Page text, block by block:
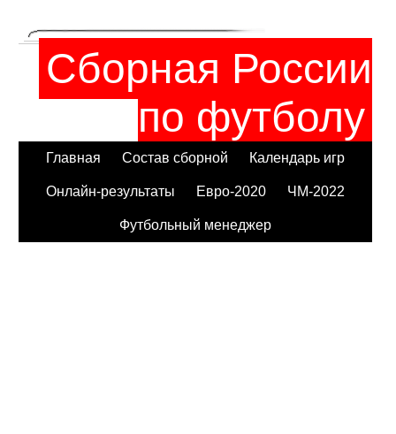
Сборная России
по футболу
Главная Состав сборной Календарь игр
Онлайн-результаты Евро-2020 ЧМ-2022
Футбольный менеджер